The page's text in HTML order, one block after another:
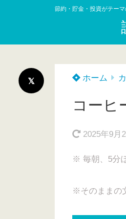
節約・貯金・投資がテー
ホーム
コーヒ
2025年9月
※ 毎朝、5分
※そのままの